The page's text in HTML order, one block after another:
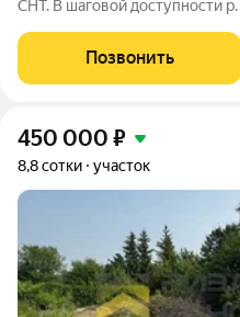
СНТ. В шаговой доступности
Есть баня с летней кухней и
релакса.
Позвонить
450 000 ₽
8,8 сотки участок